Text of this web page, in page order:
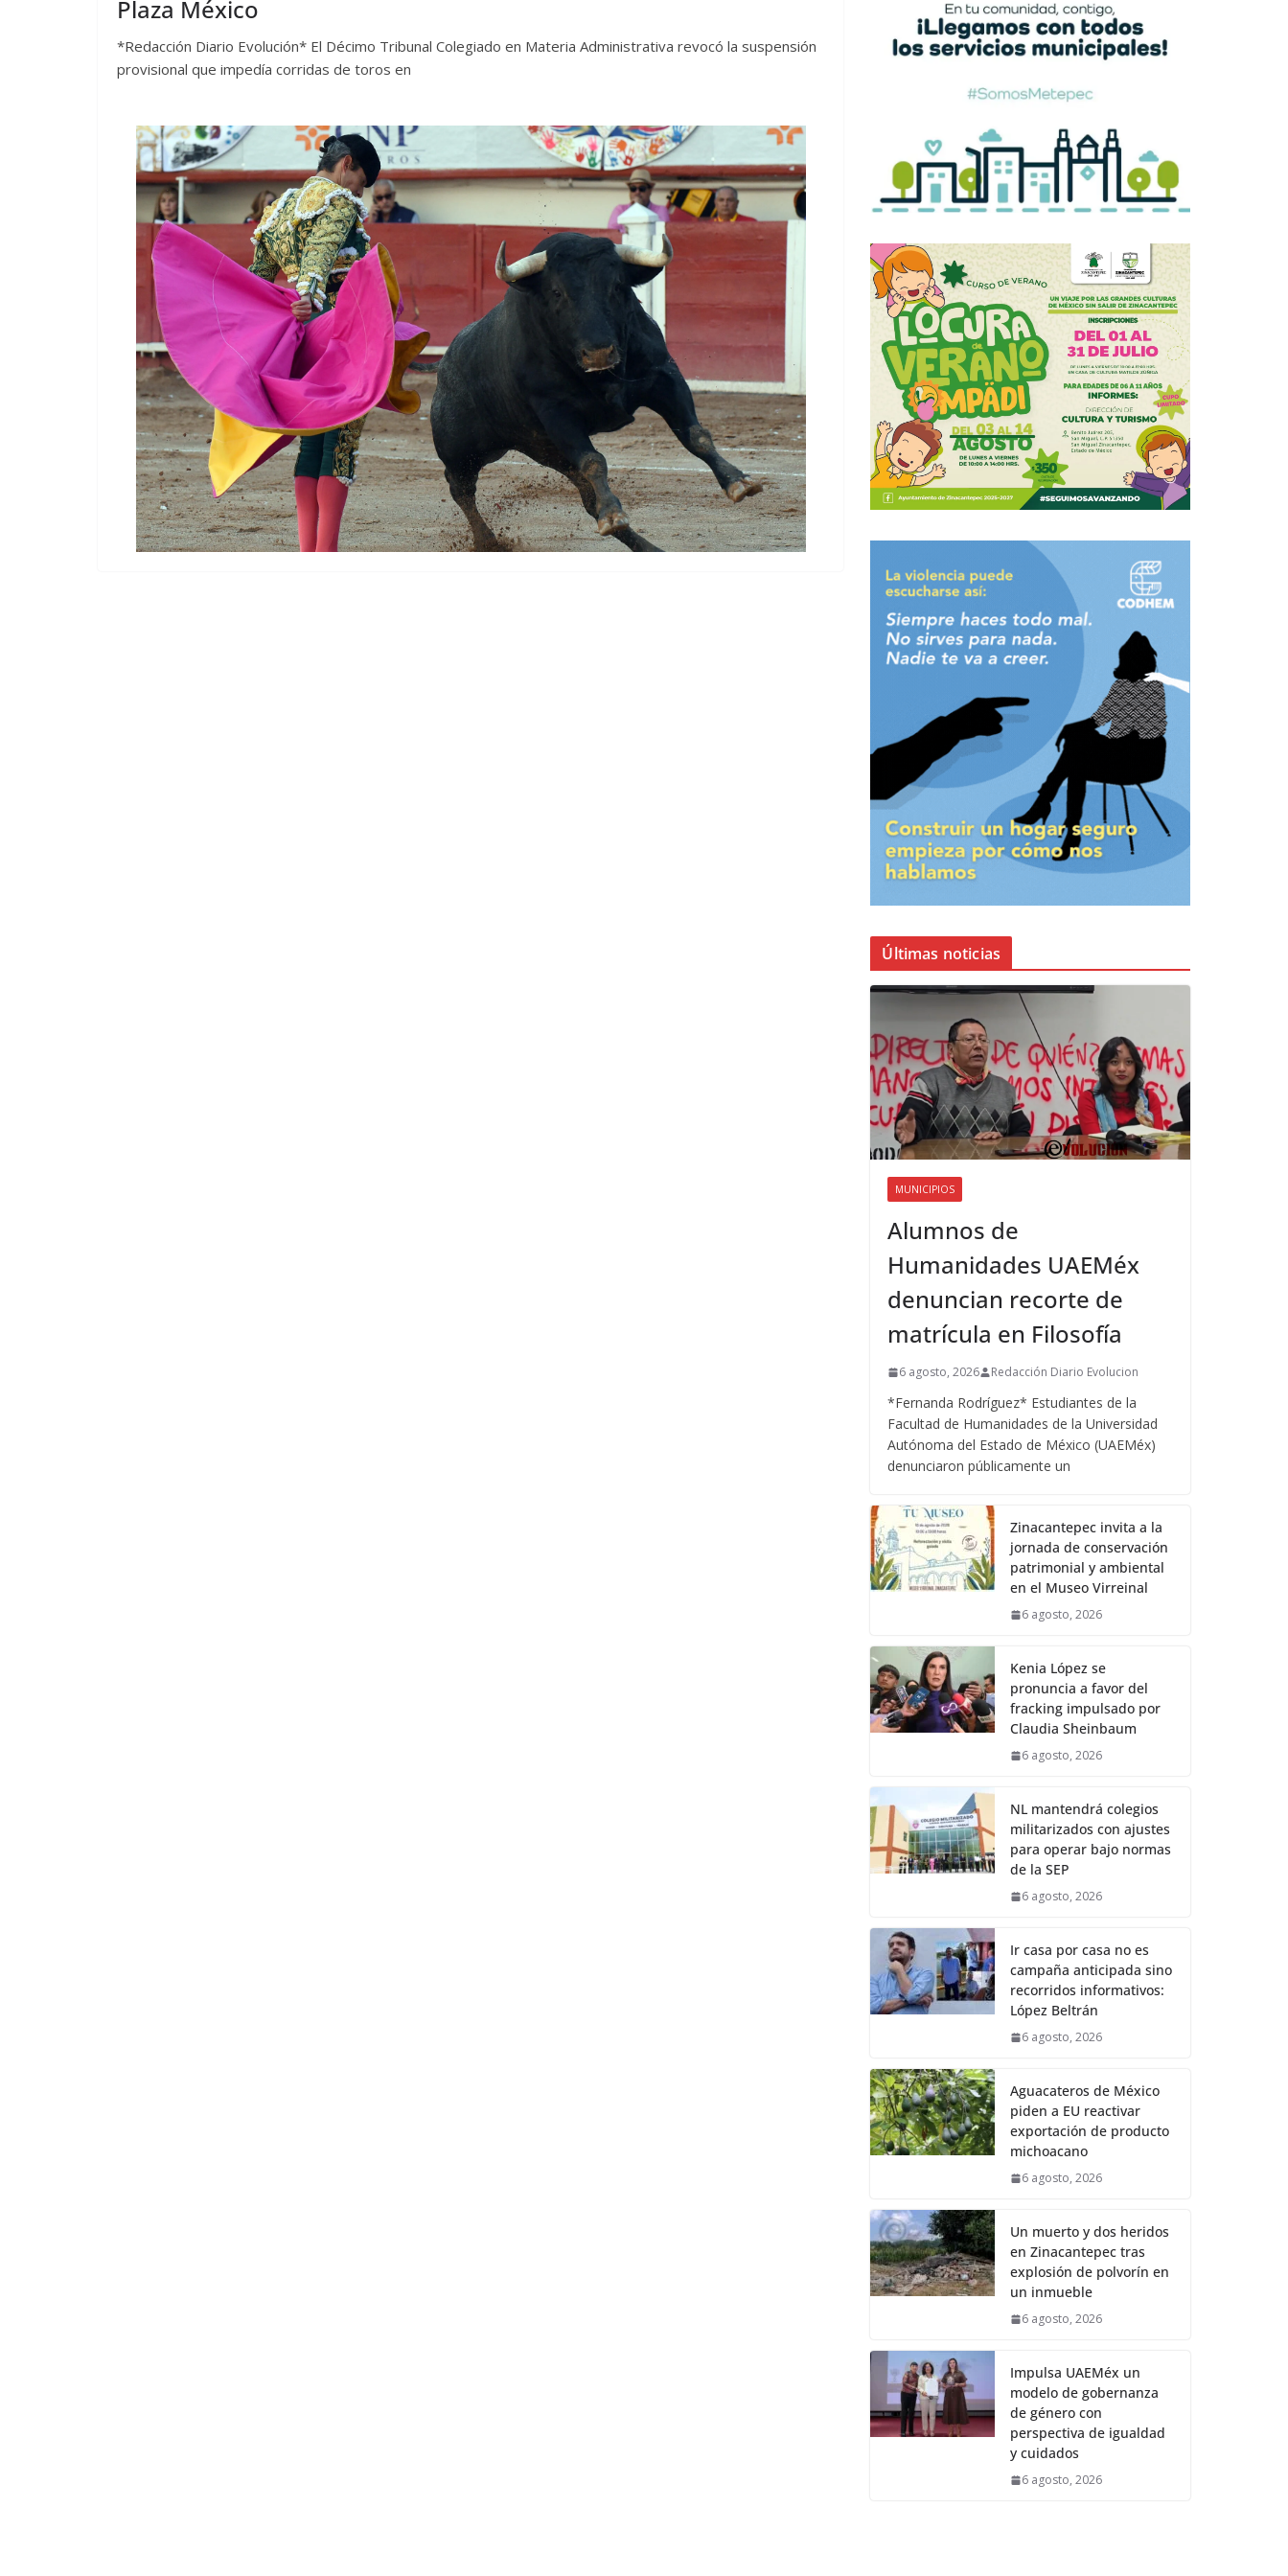
Plaza México
*Redacción Diario Evolución* El Décimo Tribunal Colegiado en Materia Administrativa revocó la suspensión
provisional que impedía corridas de toros en
Últimas noticias
MUNICIPIOS
Alumnos de
Humanidades UAEMéx
denuncian recorte de
matrícula en Filosofía
6 agosto, 2026 Redacción Diario Evolucion
*Fernanda Rodríguez* Estudiantes de la
Facultad de Humanidades de la Universidad
Autónoma del Estado de México (UAEMéx)
denunciaron públicamente un
Zinacantepec invita a la
jornada de conservación
patrimonial y ambiental
en el Museo Virreinal
6 agosto, 2026
Kenia López se
pronuncia a favor del
fracking impulsado por
Claudia Sheinbaum
6 agosto, 2026
NL mantendrá colegios
militarizados con ajustes
para operar bajo normas
de la SEP
6 agosto, 2026
Ir casa por casa no es
campaña anticipada sino
recorridos informativos:
López Beltrán
6 agosto, 2026
Aguacateros de México
piden a EU reactivar
exportación de producto
michoacano
6 agosto, 2026
Un muerto y dos heridos
en Zinacantepec tras
explosión de polvorín en
un inmueble
6 agosto, 2026
Impulsa UAEMéx un
modelo de gobernanza
de género con
perspectiva de igualdad
y cuidados
6 agosto, 2026